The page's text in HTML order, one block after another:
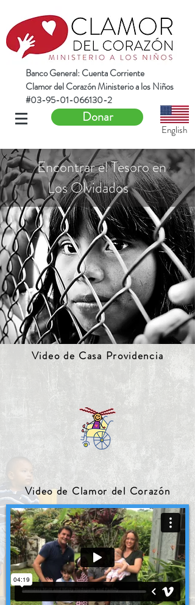
Donar
English
Banco General: Cuenta Corriente
Clamor del Corazón Ministerio a los Niños
#03-95-01-066130-2
Encontrar el Tesoro en
Los Olvidados
Video de Casa Providencia
Video de Clamor del Corazón